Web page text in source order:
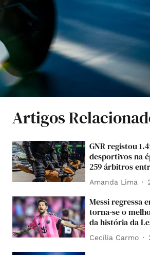
Artigos
GNR registou
desportivos na
259 árbitros
Amanda Lima
Messi regressa
torna-se o
da história da
Cecília Carmo